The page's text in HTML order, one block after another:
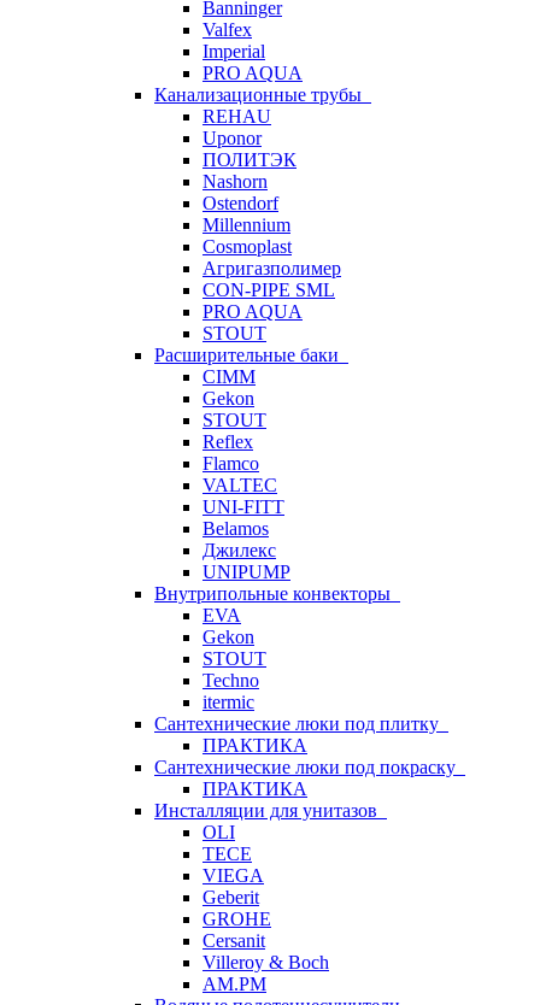
Banninger
Valfex
Imperial
PRO AQUA
Канализационные трубы
REHAU
Uponor
ПОЛИТЭК
Nashorn
Ostendorf
Millennium
Cosmoplast
Агригазполимер
CON-PIPE SML
PRO AQUA
STOUT
Расширительные баки
CIMM
Gekon
STOUT
Reflex
Flamco
VALTEC
UNI-FITT
Belamos
Джилекс
UNIPUMP
Внутрипольные конвекторы
EVA
Gekon
STOUT
Techno
itermic
Сантехнические люки под плитку
ПРАКТИКА
Сантехнические люки под покраску
ПРАКТИКА
Инсталляции для унитазов
OLI
TECE
VIEGA
Geberit
GROHE
Cersanit
Villeroy & Boch
AM.PM